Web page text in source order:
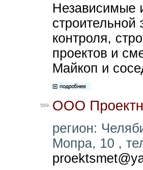
Независимые
строительной
контроля,
проектов и
Майкоп и
569. ООО
регион:
Мопра, 10 ,